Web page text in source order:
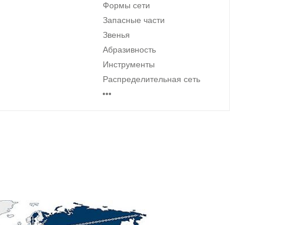
Формы сети
Запасные части
Звенья
Абразивность
Инструменты
Распределительная сеть